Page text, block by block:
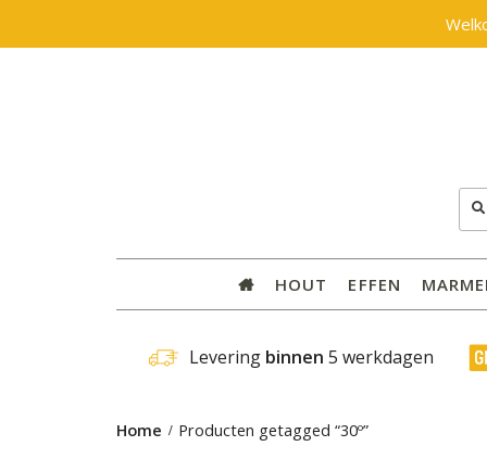
HOUT EFFEN
Levering binnen 5 werkdagen
Home Producten getagged “30º”